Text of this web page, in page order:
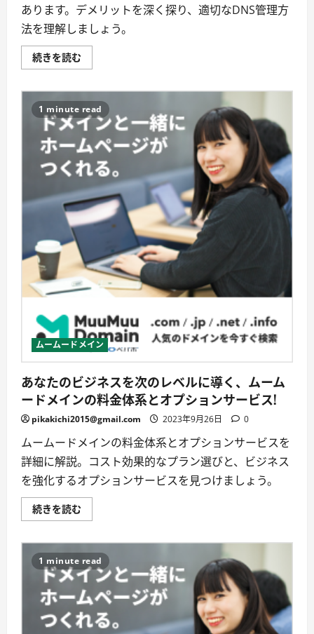
あります。デメリットを深く探り、適切なDNS管理方
法を理解しましょう。
続きを読む
ー
ド
メ
イ
ン
の
DNS
管
理
デ
リ
ッ
ト
–
て
安
心、
知
っ
安
全
に
つ
い
て
し
く
読
1 minute read
ムームードメイン
あなたのビジネスを次のレベルに導く、ムーム
ードメインの料金体系とオプションサービス!
pikakichi2015@gmail.com 2023年9月26日 0
ムームードメインの料金体系とオプションサービスを
詳細に解説。コスト効果的なプラン選びと、ビジネス
を強化するオプションサービスを見つけましょう。
続きを読む
な
ビ
ジ
ネ
ス
を
次
の
レ
ベ
1 minute read